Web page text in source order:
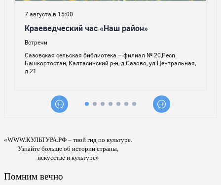
«WWW.КУЛЬТУРА.РФ – твой гид по культуре.
Узнайте больше об истории страны,
искусстве и культуре»
Помним вечно